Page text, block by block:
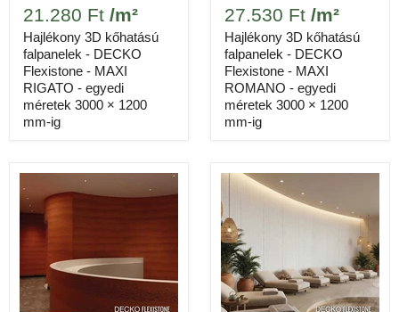
21.280 Ft /m²
Hajlékony 3D kőhatású
falpanelek - DECKO
Flexistone - MAXI
RIGATO - egyedi
méretek 3000 × 1200
mm-ig
27.530 Ft /m²
Hajlékony 3D kőhatású
falpanelek - DECKO
Flexistone - MAXI
ROMANO - egyedi
méretek 3000 × 1200
mm-ig